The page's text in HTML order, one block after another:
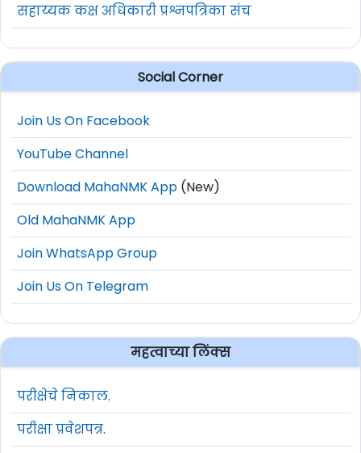
सहाय्यक कक्ष अधिकारी प्रश्नपत्रिका संच
Social Corner
Join Us On Facebook
YouTube Channel
Download MahaNMK App (New)
Old MahaNMK App
Join WhatsApp Group
Join Us On Telegram
महत्वाच्या लिंक्स
परीक्षेचे निकाल.
परीक्षा प्रवेशपत्र.